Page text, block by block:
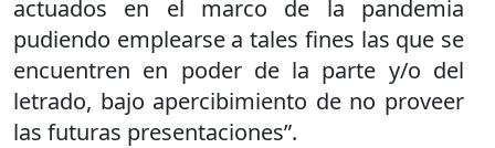
actuados en el marco de la pandemia
pudiendo emplearse a tales fines las que se
encuentren en poder de la parte y/o del
letrado, bajo apercibimiento de no proveer
las futuras presentaciones”.